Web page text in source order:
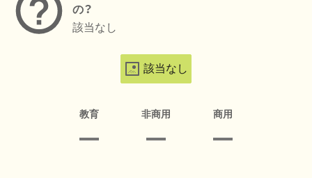
の？
該当なし
該当なし
教育 非商用 商用